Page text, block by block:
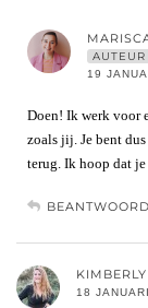
AUTEUR
19
Doen! Ik werk voor
zoals jij. Je bent
terug. Ik hoop dat
KIMBERLY
18